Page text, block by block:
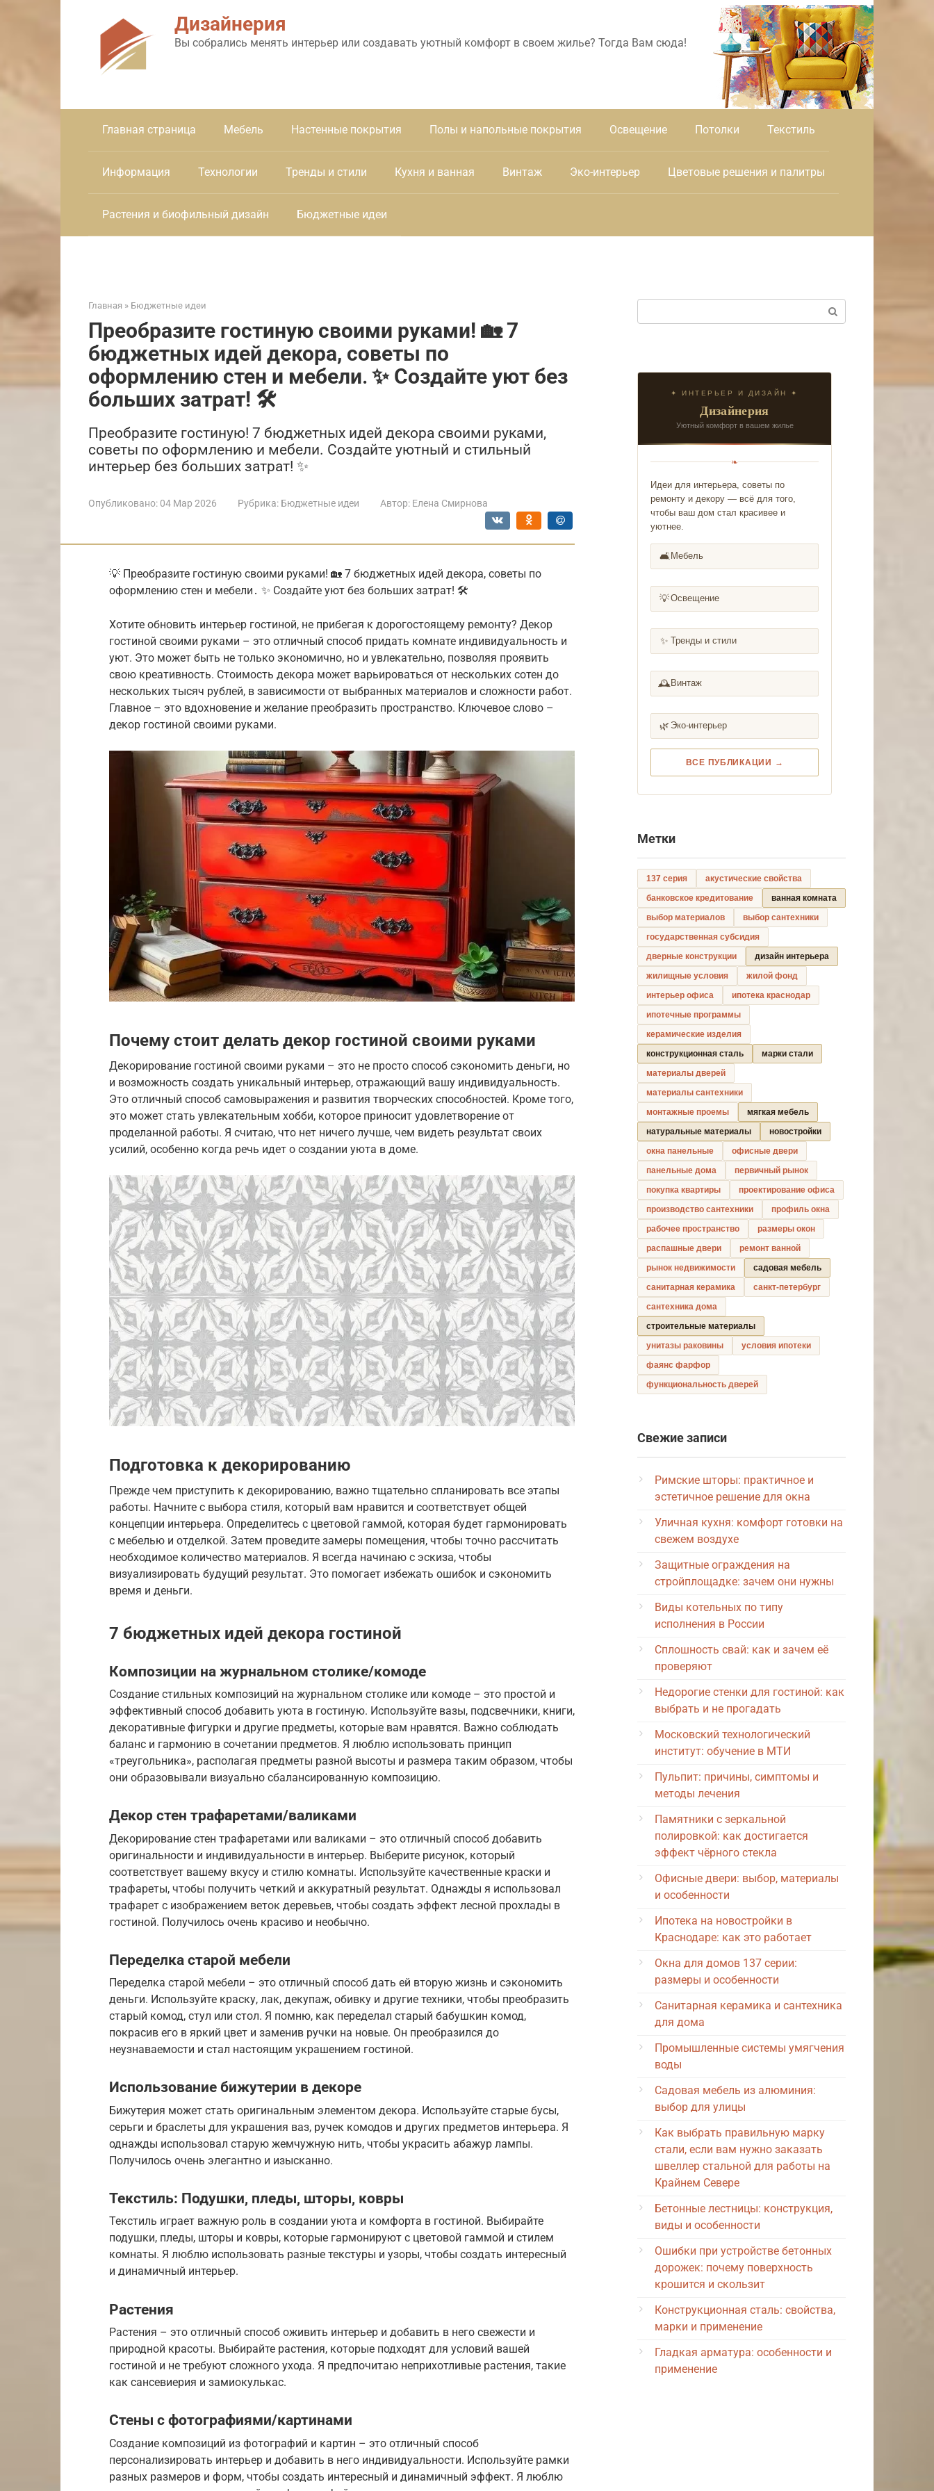
Дизайнерия
Вы собрались менять интерьер или создавать уютный комфорт в своем жилье? Тогда Вам сюда!
Главная страница Мебель Настенные покрытия Полы и напольные покрытия Освещение Потолки Текстиль
Информация Технологии Тренды и стили Кухня и ванная Винтаж Эко-интерьер Цветовые решения и палитры
Растения и биофильный дизайн Бюджетные идеи
Главная » Бюджетные идеи
Преобразите гостиную своими руками! 🏡 7
бюджетных идей декора, советы по
оформлению стен и мебели․ ✨ Создайте уют без
больших затрат! 🛠️
Преобразите гостиную! 7 бюджетных идей декора своими руками,
советы по оформлению и мебели. Создайте уютный и стильный
интерьер без больших затрат! ✨
Опубликовано: 04 Мар 2026 Рубрика: Бюджетные идеи Автор: Елена Смирнова
💡 Преобразите гостиную своими руками! 🏡 7 бюджетных идей декора, советы по
оформлению стен и мебели․ ✨ Создайте уют без больших затрат! 🛠️
Хотите обновить интерьер гостиной, не прибегая к дорогостоящему ремонту? Декор
гостиной своими руками – это отличный способ придать комнате индивидуальность и
уют. Это может быть не только экономично, но и увлекательно, позволяя проявить
свою креативность. Стоимость декора может варьироваться от нескольких сотен до
нескольких тысяч рублей, в зависимости от выбранных материалов и сложности работ.
Главное – это вдохновение и желание преобразить пространство. Ключевое слово –
декор гостиной своими руками.
Почему стоит делать декор гостиной своими руками
Декорирование гостиной своими руками – это не просто способ сэкономить деньги, но
и возможность создать уникальный интерьер, отражающий вашу индивидуальность.
Это отличный способ самовыражения и развития творческих способностей. Кроме того,
это может стать увлекательным хобби, которое приносит удовлетворение от
проделанной работы. Я считаю, что нет ничего лучше, чем видеть результат своих
усилий, особенно когда речь идет о создании уюта в доме.
Подготовка к декорированию
Прежде чем приступить к декорированию, важно тщательно спланировать все этапы
работы. Начните с выбора стиля, который вам нравится и соответствует общей
концепции интерьера. Определитесь с цветовой гаммой, которая будет гармонировать
с мебелью и отделкой. Затем проведите замеры помещения, чтобы точно рассчитать
необходимое количество материалов. Я всегда начинаю с эскиза, чтобы
визуализировать будущий результат. Это помогает избежать ошибок и сэкономить
время и деньги.
7 бюджетных идей декора гостиной
Композиции на журнальном столике/комоде
Создание стильных композиций на журнальном столике или комоде – это простой и
эффективный способ добавить уюта в гостиную. Используйте вазы, подсвечники, книги,
декоративные фигурки и другие предметы, которые вам нравятся. Важно соблюдать
баланс и гармонию в сочетании предметов. Я люблю использовать принцип
«треугольника», располагая предметы разной высоты и размера таким образом, чтобы
они образовывали визуально сбалансированную композицию.
Декор стен трафаретами/валиками
Декорирование стен трафаретами или валиками – это отличный способ добавить
оригинальности и индивидуальности в интерьер. Выберите рисунок, который
соответствует вашему вкусу и стилю комнаты. Используйте качественные краски и
трафареты, чтобы получить четкий и аккуратный результат. Однажды я использовал
трафарет с изображением веток деревьев, чтобы создать эффект лесной прохлады в
гостиной. Получилось очень красиво и необычно.
Переделка старой мебели
Переделка старой мебели – это отличный способ дать ей вторую жизнь и сэкономить
деньги. Используйте краску, лак, декупаж, обивку и другие техники, чтобы преобразить
старый комод, стул или стол. Я помню, как переделал старый бабушкин комод,
покрасив его в яркий цвет и заменив ручки на новые. Он преобразился до
неузнаваемости и стал настоящим украшением гостиной.
Использование бижутерии в декоре
Бижутерия может стать оригинальным элементом декора. Используйте старые бусы,
серьги и браслеты для украшения ваз, ручек комодов и других предметов интерьера. Я
однажды использовал старую жемчужную нить, чтобы украсить абажур лампы.
Получилось очень элегантно и изысканно.
Текстиль: Подушки, пледы, шторы, ковры
Текстиль играет важную роль в создании уюта и комфорта в гостиной. Выбирайте
подушки, пледы, шторы и ковры, которые гармонируют с цветовой гаммой и стилем
комнаты. Я люблю использовать разные текстуры и узоры, чтобы создать интересный
и динамичный интерьер.
Растения
Растения – это отличный способ оживить интерьер и добавить в него свежести и
природной красоты. Выбирайте растения, которые подходят для условий вашей
гостиной и не требуют сложного ухода. Я предпочитаю неприхотливые растения, такие
как сансевиерия и замиокулькас.
Стены с фотографиями/картинами
Создание композиций из фотографий и картин – это отличный способ
персонализировать интерьер и добавить в него индивидуальности. Используйте рамки
разных размеров и форм, чтобы создать интересный и динамичный эффект. Я люблю
✦ ИНТЕРЬЕР И ДИЗАЙН ✦
Дизайнерия
Уютный комфорт в вашем жилье
❧
Идеи для интерьера, советы по
ремонту и декору — всё для того,
чтобы ваш дом стал красивее и
уютнее.
🛋️ Мебель
💡Освещение
✨ Тренды и стили
🕰️ Винтаж
🌿 Эко-интерьер
ВСЕ ПУБЛИКАЦИИ →
Метки
137 серия
акустические свойства
банковское кредитование
ванная комната
выбор материалов
выбор сантехники
государственная субсидия
дверные конструкции
дизайн интерьера
жилищные условия
жилой фонд
интерьер офиса
ипотека краснодар
ипотечные программы
керамические изделия
конструкционная сталь
марки стали
материалы дверей
материалы сантехники
монтажные проемы
мягкая мебель
натуральные материалы
новостройки
окна панельные
офисные двери
панельные дома
первичный рынок
покупка квартиры
проектирование офиса
производство сантехники
профиль окна
рабочее пространство
размеры окон
распашные двери
ремонт ванной
рынок недвижимости
садовая мебель
санитарная керамика
санкт-петербург
сантехника дома
строительные материалы
унитазы раковины
условия ипотеки
фаянс фарфор
функциональность дверей
Свежие записи
Римские шторы: практичное и
эстетичное решение для окна
Уличная кухня: комфорт готовки на
свежем воздухе
Защитные ограждения на
стройплощадке: зачем они нужны
Виды котельных по типу
исполнения в России
Сплошность свай: как и зачем её
проверяют
Недорогие стенки для гостиной: как
выбрать и не прогадать
Московский технологический
институт: обучение в МТИ
Пульпит: причины, симптомы и
методы лечения
Памятники с зеркальной
полировкой: как достигается
эффект чёрного стекла
Офисные двери: выбор, материалы
и особенности
Ипотека на новостройки в
Краснодаре: как это работает
Окна для домов 137 серии:
размеры и особенности
Санитарная керамика и сантехника
для дома
Промышленные системы умягчения
воды
Садовая мебель из алюминия:
выбор для улицы
Как выбрать правильную марку
стали, если вам нужно заказать
швеллер стальной для работы на
Крайнем Севере
Бетонные лестницы: конструкция,
виды и особенности
Ошибки при устройстве бетонных
дорожек: почему поверхность
крошится и скользит
Конструкционная сталь: свойства,
марки и применение
Гладкая арматура: особенности и
применение